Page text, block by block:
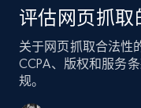
评估网页抓取
关于网页抓取合法性
CCPA、版权和服务
规。